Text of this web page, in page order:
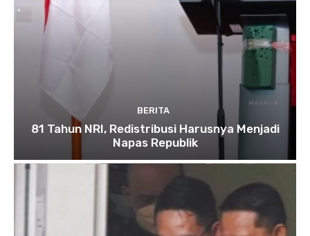
BERITA
81 Tahun NRI, Redistribusi Harusnya Menjadi
Napas Republik